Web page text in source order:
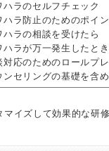
ハラのセルフチェック
ハラ防止のためのポイン
ハラの相談を受けたら
ハラが万一発生したと
対応のためのロールプ
ンセリングの基礎を含
イズして効果的な研